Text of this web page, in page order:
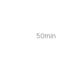
50min